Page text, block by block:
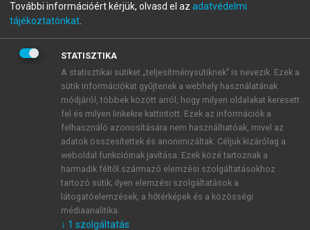
A regisztráció után apróbaidőszakautomatikusan
BELÉPÉS SAJÁT FIÓKKAL
ÚJ FIÓK LÉTREHOZÁSA
1 óra díjmentes hozzáférés
E-MAIL-CÍM
További információért kérjük, olvasd el az adatvédelmi
tájékoztatónkat
STATISZTIKA
A statisztikai sütiket „teljesítménysütiknek” is nevezik. Ezek a
sütik információkat gyűjtenek a webhely használatának
módjáról, többek között arról, hogy milyen oldalakat keresett
fel és milyen linkekre kattintott. Ezek az információk a
felhasználó azonosítására nem használhatóak, mivel az
adatok összesítettek és anonimizáltak. Céljuk kizárólag a
weboldal funkcióinak javítása. Ezek közé tartoznak a
harmadik féltől származó elemzési szolgáltatásokhoz
tartozó sütik; ilyen elemzési szolgáltatások a
látogatóelemzések, a hőtérképek és a közösségi
médiaanalitika.
↓ 1 szolgáltatás